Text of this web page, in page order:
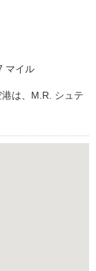
マイル
は、M.R. シュテ